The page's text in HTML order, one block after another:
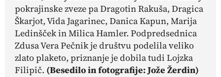
pokrajinske zveze pa Dragotin Rakuša, Dragica
Škarjot, Vida Jagarinec, Danica Kapun, Marija
Ledinšček in Milica Hamler. Podpredsednica
Zdusa Vera Pečnik je društvu podelila veliko
zlato plaketo, priznanje je dobila tudi Lojzka
Filipič. (Besedilo in fotografije: Jože Žerdin)